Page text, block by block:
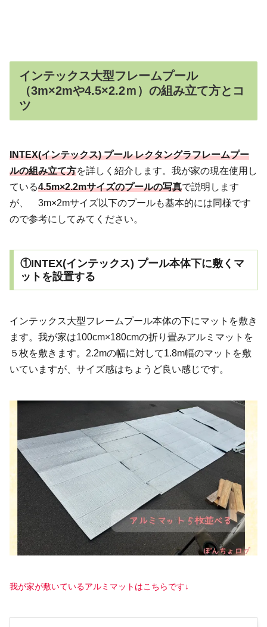
インテックス大型フレームプール
（3m×2mや4.5×2.2ｍ）の組み立て方とコ
ツ
INTEX(インテックス) プール レクタングラフレームプー
ルの組み立て方を詳しく紹介します。我が家の現在使用し
ている4.5m×2.2mサイズのプールの写真で説明します
が、 3m×2mサイズ以下のプールも基本的には同様です
ので参考にしてみてください。
①INTEX(インテックス) プール本体下に敷くマ
ットを設置する
インテックス大型フレームプール本体の下にマットを敷き
ます。我が家は100cm×180cmの折り畳みアルミマットを
５枚を敷きます。2.2mの幅に対して1.8m幅のマットを敷
いていますが、サイズ感はちょうど良い感じです。
我が家が敷いているアルミマットはこちらです↓